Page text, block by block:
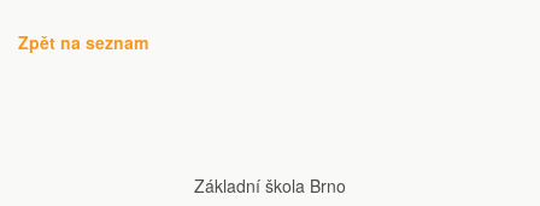
Zpět na seznam
Základní škola Brno